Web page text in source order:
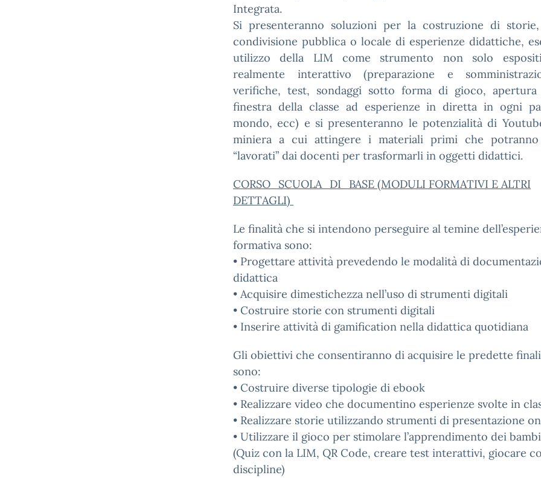
Integrata.
Si presenteranno soluzioni per la costruzione di
condivisione pubblica o locale di esperienze didattiche,
utilizzo della LIM come strumento non solo
realmente interattivo (preparazione e
verifiche, test, sondaggi sotto forma di gioco,
finestra della classe ad esperienze in diretta in ogni
mondo, ecc) e si presenteranno le potenzialità di
miniera a cui attingere i materiali primi che potranno
“lavorati” dai docenti per trasformarli in oggetti didattici.
CORSO_SCUOLA_DI_BASE (MODULI FORMATIVI E ALTRI
DETTAGLI)
Le finalità che si intendono perseguire al temine
formativa sono:
• Progettare attività prevedendo le modalità di
didattica
• Acquisire dimestichezza nell’uso di strumenti digitali
• Costruire storie con strumenti digitali
• Inserire attività di gamification nella didattica quotidiana
Gli obiettivi che consentiranno di acquisire le predette
sono:
• Costruire diverse tipologie di ebook
• Realizzare video che documentino esperienze svolte in
• Realizzare storie utilizzando strumenti di presentazione
• Utilizzare il gioco per stimolare l’apprendimento dei
(Quiz con la LIM, QR Code, creare test interattivi, giocare
discipline)